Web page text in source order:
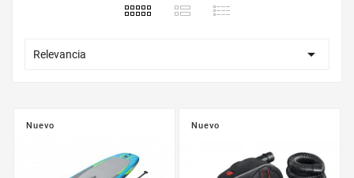
Relevancia 
Nuevo Nuevo